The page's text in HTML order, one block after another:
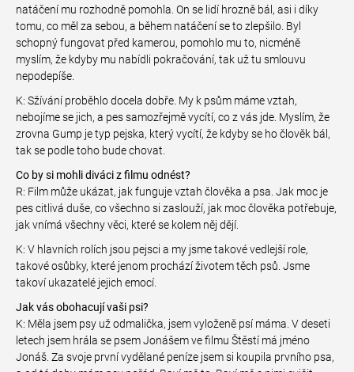
natáčení mu rozhodně pomohla. On se lidí hrozně bál, asi i díky
tomu, co měl za sebou, a během natáčení se to zlepšilo. Byl
schopný fungovat před kamerou, pomohlo mu to, nicméně
myslím, že kdyby mu nabídli pokračování, tak už tu smlouvu
nepodepíše.
K: Sžívání proběhlo docela dobře. My k psům máme vztah,
nebojíme se jich, a pes samozřejmě vycítí, co z vás jde. Myslím, že
zrovna Gump je typ pejska, který vycítí, že kdyby se ho člověk bál,
tak se podle toho bude chovat.
Co by si mohli diváci z filmu odnést?
R: Film může ukázat, jak funguje vztah člověka a psa. Jak moc je
pes citlivá duše, co všechno si zaslouží, jak moc člověka potřebuje,
jak vnímá všechny věci, které se kolem něj dějí.
K: V hlavních rolích jsou pejsci a my jsme takové vedlejší role,
takové osůbky, které jenom prochází životem těch psů. Jsme
takoví ukazatelé jejich emocí.
Jak vás obohacují vaši psi?
K: Měla jsem psy už odmalička, jsem vyloženě psí máma. V deseti
letech jsem hrála se psem Jonášem ve filmu Štěstí má jméno
Jonáš. Za svoje první vydělané peníze jsem si koupila prvního psa,